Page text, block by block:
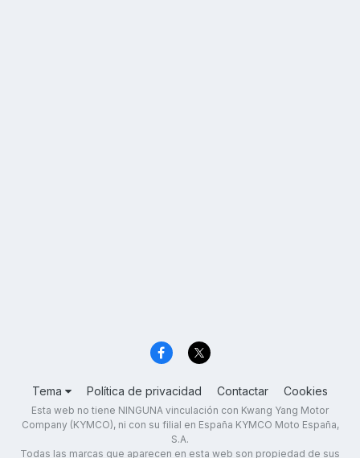
Tema Política de privacidad Contactar Cookies
Esta web no tiene NINGUNA vinculación con Kwang Yang Motor
Company (KYMCO), ni con su filial en España KYMCO Moto España,
S.A.
Todas las marcas que aparecen en esta web son propiedad de sus